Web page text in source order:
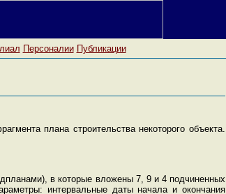
Персоналии Публикации
плана строительства некоторого объекта.
в которые вложены 7, 9 и 4 подчиненных
интервальные даты начала и окончания